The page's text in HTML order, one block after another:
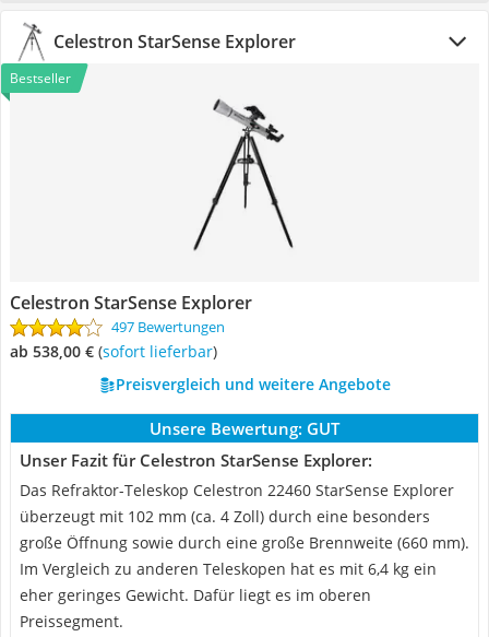
Celestron StarSense Explorer
Bestseller
Celestron StarSense Explorer
497 Bewertungen
ab 538,00 € ( Sofort lieferbar)
Preisvergleich und weitere Angebote
Unsere Bewertung: GUT
Unser Fazit für Celestron StarSense Explorer:
Das Refraktor-Teleskop Celestron 22460 StarSense Explorer
überzeugt mit 102 mm (ca. 4 Zoll) durch eine besonders
große Öffnung sowie durch eine große Brennweite (660 mm).
Im Vergleich zu anderen Teleskopen hat es mit 6,4 kg ein
eher geringes Gewicht. Dafür liegt es im oberen
Preissegment.